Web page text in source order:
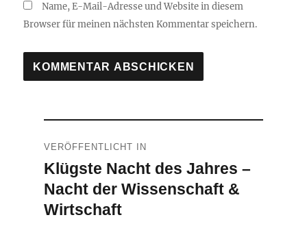
Name, E-Mail-Adresse und Website in diesem
Browser für meinen nächsten Kommentar speichern.
VERÖFFENTLICHT IN
Klügste Nacht des Jahres –
Nacht der Wissenschaft &
Wirtschaft